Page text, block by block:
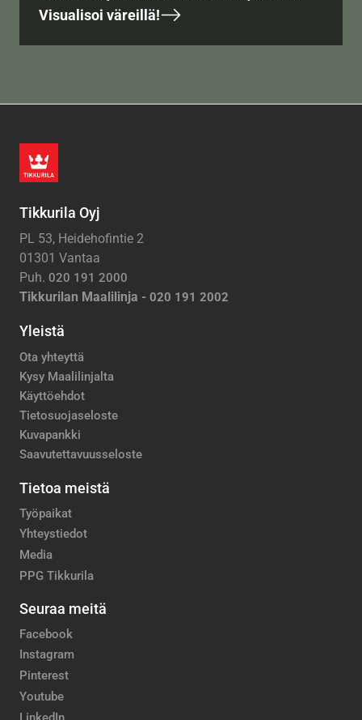
Visualisoi väreillä!
Tikkurila Oyj
PL 53, Heidehofintie 2
01301 Vantaa
Puh. 020 191 2000
Tikkurilan Maalilinja - 020 191 2002
Yleistä
Ota yhteyttä
Kysy Maalilinjalta
Käyttöehdot
Tietosuojaseloste
Kuvapankki
Saavutettavuusseloste
Tietoa meistä
Työpaikat
Yhteystiedot
Media
PPG Tikkurila
Seuraa meitä
Facebook
Instagram
Pinterest
Youtube